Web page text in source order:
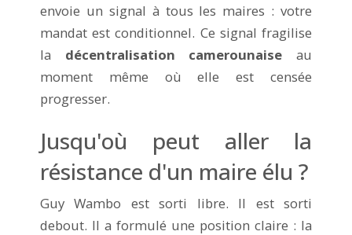
envoie un signal à tous les maires : votre
mandat est conditionnel. Ce signal fragilise
la décentralisation camerounaise au
moment même où elle est censée
progresser.
Jusqu'où peut aller la
résistance d'un maire élu ?
Guy Wambo est sorti libre. Il est sorti
debout. Il a formulé une position claire : la